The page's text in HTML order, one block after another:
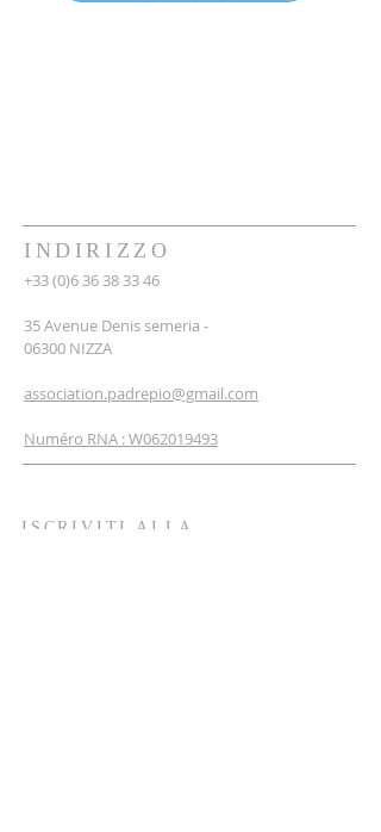
INDIRIZZO
+33 (0)6 36 38 33 46
35 Avenue Denis semeria -
06300 NIZZA
association.padrepio@gmail.com
Numéro RNA : W062019493
ISCRIVITI ALLA